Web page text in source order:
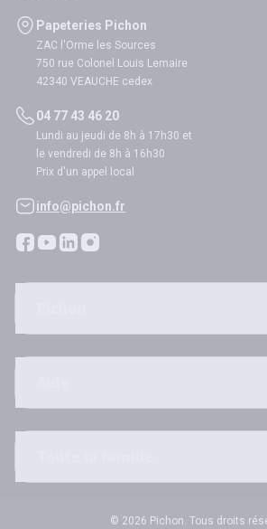
Papeteries Pichon
ZAC l'Orme les Sources
750 rue Colonel Louis Lemaire
42340 VEAUCHE cedex
04 77 43 46 20
Lundi au jeudi de 8h à 17h30 et
le vendredi de 8h à 16h30
Prix d'un appel local
info@pichon.fr
© 2026 Pichon. Tous droits